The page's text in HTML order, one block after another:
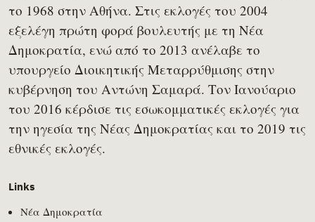
το 1968 στην Αθήνα. Στις εκλογές του 2004
εξελέγη πρώτη φορά βουλευτής με τη Νέα
Δημοκρατία, ενώ από το 2013 ανέλαβε το
υπουργείο Διοικητικής Μεταρρύθμισης στην
κυβέρνηση του Αντώνη Σαμαρά. Τον Ιανούαριο
του 2016 κέρδισε τις εσωκομματικές εκλογές για
την ηγεσία της Νέας Δημοκρατίας και το 2019 τις
εθνικές εκλογές.
Links
Νέα Δημοκρατία